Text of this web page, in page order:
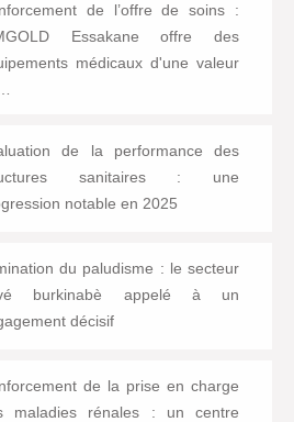
de l’offre de soins :
Essakane offre des
médicaux d'une valeur
de la performance des
sanitaires : une
notable en 2025
du paludisme : le secteur
burkinabè appelé à un
décisif
de la prise en charge
maladies rénales : un centre